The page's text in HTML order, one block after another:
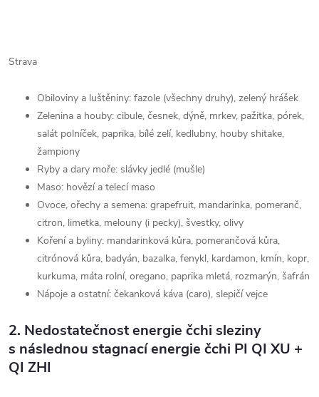
Strava
Obiloviny a luštěniny: fazole (všechny druhy), zelený hrášek
Zelenina a houby: cibule, česnek, dýně, mrkev, pažitka, pórek,
salát polníček, paprika, bílé zelí, kedlubny, houby shitake,
žampiony
Ryby a dary moře: slávky jedlé (mušle)
Maso: hovězí a telecí maso
Ovoce, ořechy a semena: grapefruit, mandarinka, pomeranč,
citron, limetka, melouny (i pecky), švestky, olivy
Koření a byliny: mandarinková kůra, pomerančová kůra,
citrónová kůra, badyán, bazalka, fenykl, kardamon, kmín, kopr,
kurkuma, máta rolní, oregano, paprika mletá, rozmarýn, šafrán
Nápoje a ostatní: čekanková káva (caro), slepičí vejce
2. Nedostatečnost energie čchi sleziny
s následnou stagnací energie čchi PI QI XU +
QI ZHI